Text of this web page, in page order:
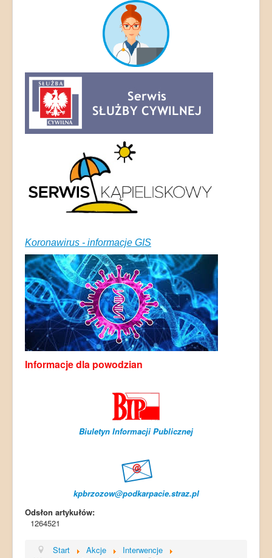
Koronawirus - informacje GIS
Informacje dla powodzian
Biuletyn Informacji Publicznej
kpbrzozow@podkarpacie.straz.pl
Odsłon artykułów:
1264521
Start Akcje
Interwencje